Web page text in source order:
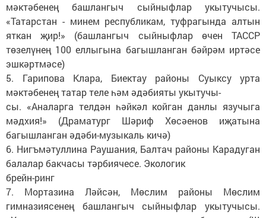
мәктәбенең башлангыч сыйныфлар укытучысы.
«Татарстан - минем республикам, туфрагында алтын
яткан җир!» (башлангыч сыйныфлар өчен ТАССР
төзелүнең 100 еллыгына багышланган бәйрәм иртәсе
эшкәртмәсе)
5. Гарипова Клара, Биектау районы Суыксу урта
мәктәбенең татар теле һәм әдәбияты укытучы-
сы. «Аналарга телдән һәйкәл койган данлы язучыга
мәдхия!» (Драматург Шәриф Хөсәенов иҗатына
багышланган әдәби-музыкаль кичә)
6. Нигъмәтуллина Раушания, Балтач районы Карадуган
балалар бакчасы тәрбиячесе. Экологик
брейн-ринг
7. Мортазина Ләйсән, Мөслим районы Мөслим
гимназиясенең башлангыч сыйныфлар укытучысы.